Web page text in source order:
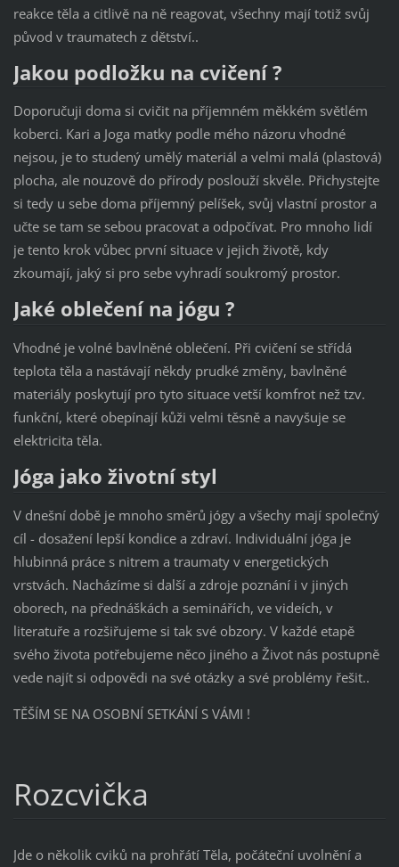
reakce těla a citlivě na ně reagovat, všechny mají totiž svůj
původ v traumatech z dětství..
Jakou podložku na cvičení ?
Doporučuji doma si cvičit na příjemném měkkém světlém
koberci. Kari a Joga matky podle mého názoru vhodné
nejsou, je to studený umělý materiál a velmi malá (plastová)
plocha, ale nouzově do přírody poslouží skvěle. Přichystejte
si tedy u sebe doma příjemný pelíšek, svůj vlastní prostor a
učte se tam se sebou pracovat a odpočívat. Pro mnoho lidí
je tento krok vůbec první situace v jejich životě, kdy
zkoumají, jaký si pro sebe vyhradí soukromý prostor.
Jaké oblečení na jógu ?
Vhodné je volné bavlněné oblečení. Při cvičení se střídá
teplota těla a nastávají někdy prudké změny, bavlněné
materiály poskytují pro tyto situace vetší komfrot než tzv.
funkční, které obepínají kůži velmi těsně a navyšuje se
elektricita těla.
Jóga jako životní styl
V dnešní době je mnoho směrů jógy a všechy mají společný
cíl - dosažení lepší kondice a zdraví. Individuální jóga je
hlubinná práce s nitrem a traumaty v energetických
vrstvách. Nacházíme si další a zdroje poznání i v jiných
oborech, na přednáškách a seminářích, ve videích, v
literatuře a rozšiřujeme si tak své obzory. V každé etapě
svého života potřebujeme něco jiného a Život nás postupně
vede najít si odpovědi na své otázky a své problémy řešit..
TĚŠÍM SE NA OSOBNÍ SETKÁNÍ S VÁMI !
Rozcvička
Jde o několik cviků na prohřátí Těla, počáteční uvolnění a